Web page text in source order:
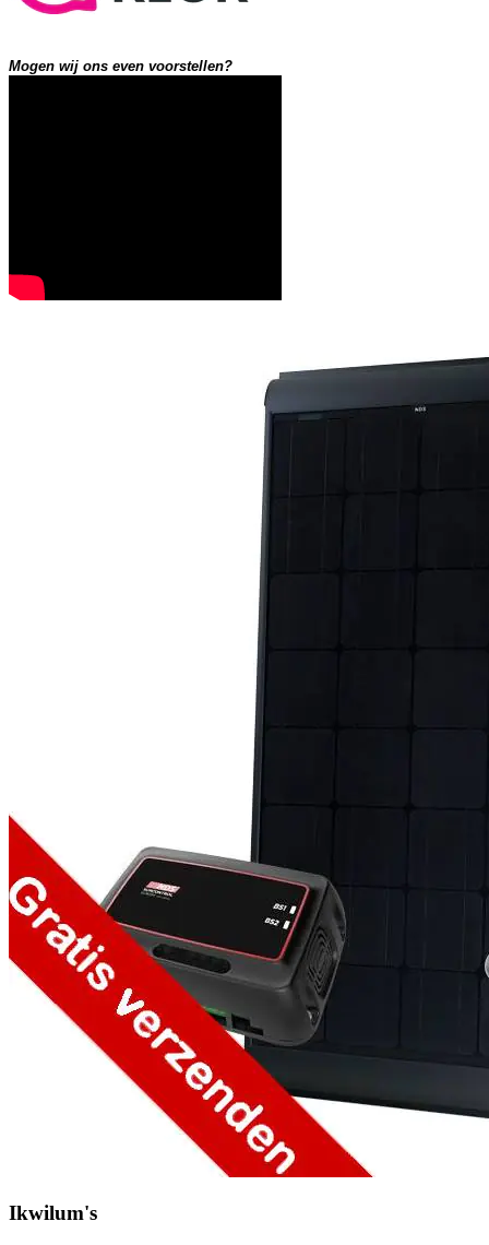
Mogen wij ons even voorstellen?
Ikwilum's